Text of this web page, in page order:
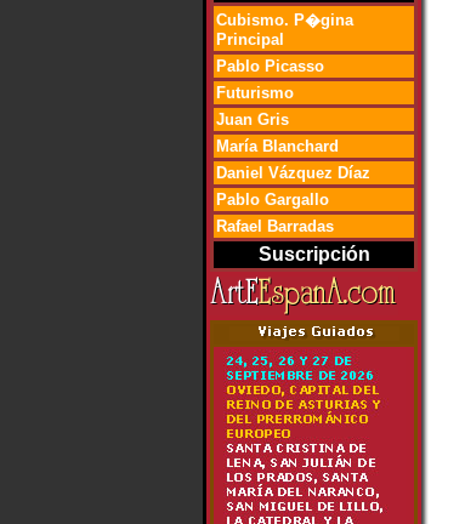
Cubismo. P�gina
Principal
Pablo Picasso
Futurismo
Juan Gris
María Blanchard
Daniel Vázquez Díaz
Pablo Gargallo
Rafael Barradas
Suscripción